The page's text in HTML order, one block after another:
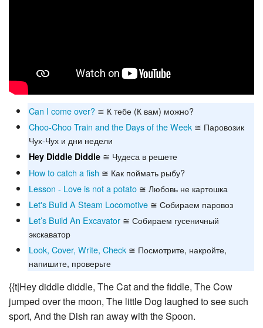
Can I come over? ≅ К тебе (К вам) можно?
Choo-Choo Train and the Days of the Week ≅ Паровозик
Чух-Чух и дни недели
Hey Diddle Diddle ≅ Чудеса в решете
How to catch a fish ≅ Как поймать рыбу?
Lesson - Love is not a potato ≅ Любовь не картошка
Let's Build A Steam Locomotive ≅ Собираем паровоз
Let’s Build An Excavator ≅ Собираем гусеничный
экскаватор
Look, Cover, Write, Check ≅ Посмотрите, накройте,
напишите, проверьте
{{t|Hey diddle diddle, The Cat and the fiddle, The Cow
jumped over the moon, The little Dog laughed to see such
sport, And the Dish ran away with the Spoon.